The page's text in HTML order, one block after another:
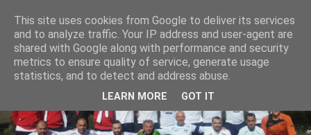
This site uses cookies from Google to deliver its services
and to analyze traffic. Your IP address and user-agent are
shared with Google along with performance and security
metrics to ensure quality of service, generate usage
statistics, and to detect and address abuse.
LEARN MORE GOT IT